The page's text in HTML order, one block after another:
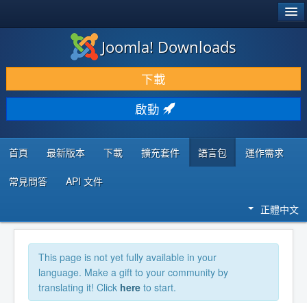
下載 & 擴充
發現 & 學習
社群 & 支援
程式者資源
Joomla! Downloads
下載
啟動
首頁 最新版本 下載 擴充套件 語言包 運作需求
常見問答 API 文件
正體中文
This page is not yet fully available in your
language. Make a gift to your community by
translating it! Click here to start.